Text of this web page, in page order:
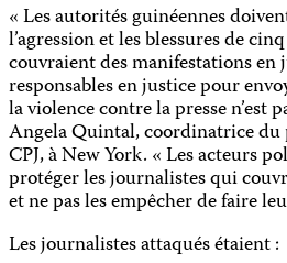
« Les autorités guinéennes
l’agression et les blessures de
couvraient des manifestations
responsables en justice pour
la violence contre la presse n’est
Angela Quintal, coordinatrice
CPJ, à New York. « Les acteurs
protéger les journalistes qui
et ne pas les empêcher de faire
Les journalistes attaqués étaient :